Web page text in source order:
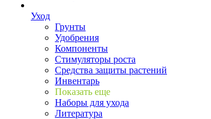
Уход
Грунты
Удобрения
Компоненты
Стимуляторы роста
Средства защиты растений
Инвентарь
Показать еще
Наборы для ухода
Литература